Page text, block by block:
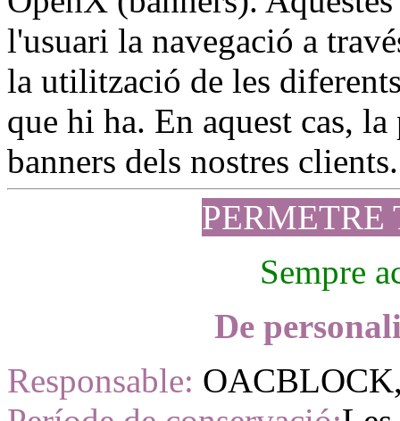
l'usuari la navegació a
la utilització de les
que hi ha. En aquest cas,
banners dels nostres clients.
PERMETRE
Sempre
De
Responsable: